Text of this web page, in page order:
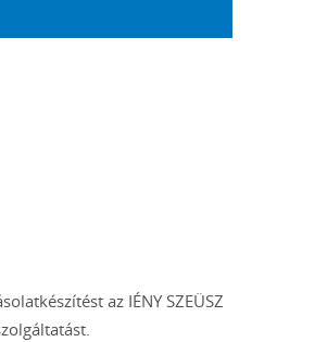
az IÉNY SZEÜSZ